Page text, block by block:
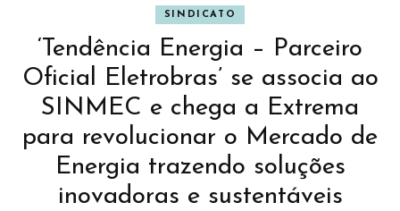
SINDICATO
‘Tendência Energia – Parceiro
Oficial Eletrobras’ se associa ao
SINMEC e chega a Extrema
para revolucionar o Mercado de
Energia trazendo soluções
inovadoras e sustentáveis